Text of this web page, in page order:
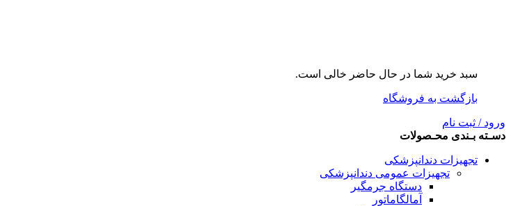
سبد خرید شما در حال حاضر خالی است.
بازگشت به فروشگاه
ورود / ثبت نام
دسـته بـندی محـصولات
تجهیزات دندانپزشکی
تجهیزات عمومی دندانپزشکی
دستگاه جرمگیر
آمالگاماتور